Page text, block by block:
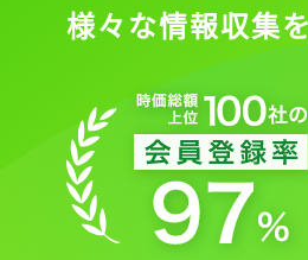
様々な情報収集